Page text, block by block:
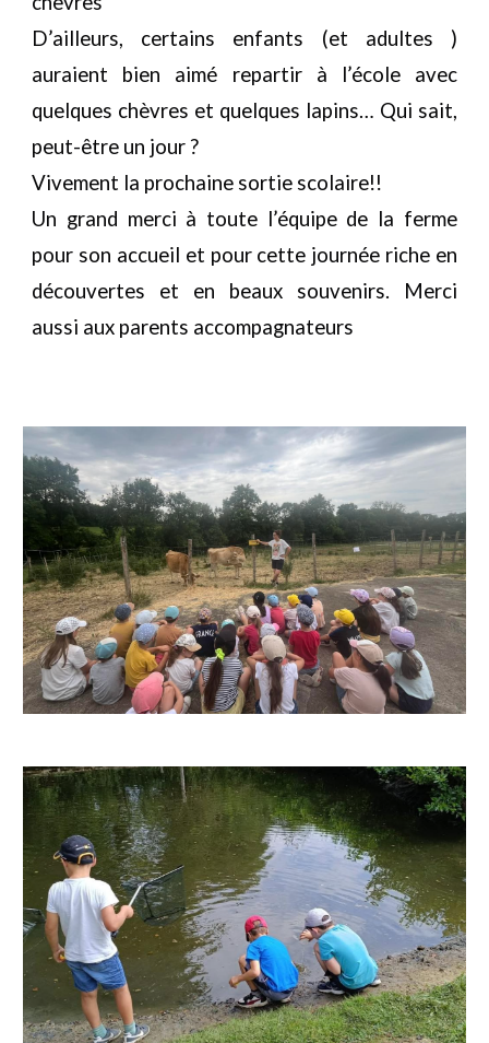
D’ailleurs, certains enfants (et adultes )
auraient bien aimé repartir à l’école avec
quelques chèvres et quelques lapins… Qui sait,
peut-être un jour ?
Vivement la prochaine sortie scolaire!!
Un grand merci à toute l’équipe de la ferme
pour son accueil et pour cette journée riche en
découvertes et en beaux souvenirs. Merci
aussi aux parents accompagnateurs